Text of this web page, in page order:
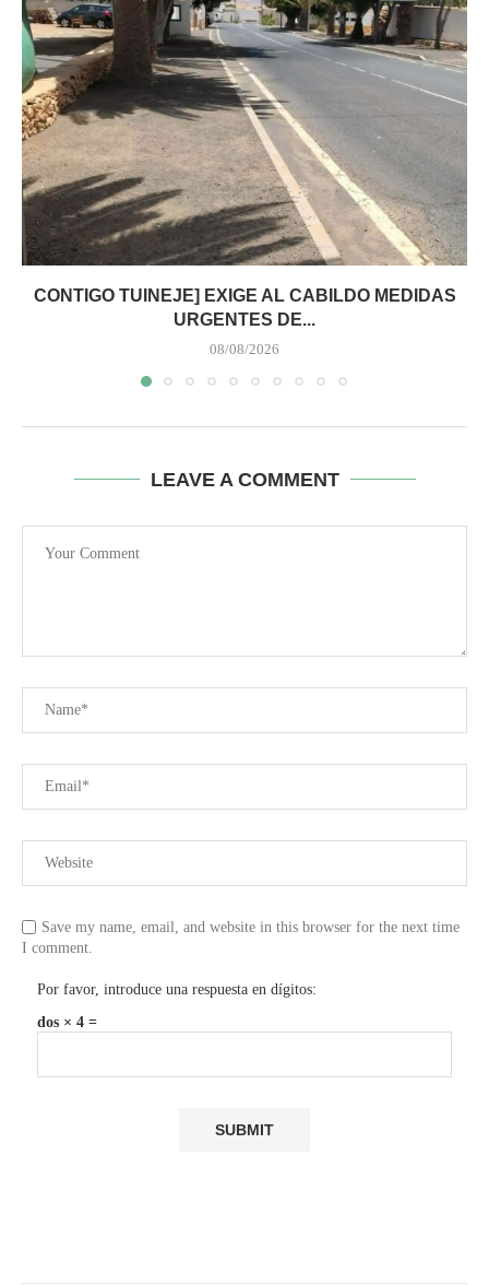
CONTIGO TUINEJE] EXIGE AL CABILDO MEDIDAS
URGENTES DE...
08/08/2026
LEAVE A COMMENT
Save my name, email, and website in this browser for the next time
I comment.
Por favor, introduce una respuesta en dígitos:
dos × 4 =